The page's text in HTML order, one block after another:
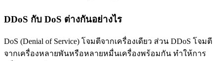
DDoS กับ DoS ต่างกันอย่างไร
DoS (Denial of Service) โจมตีจากเครื่องเดียว ส่วน DDoS โจมตี
จากเครื่องหลายพันหรือหลายหมื่นเครื่องพร้อมกัน ทำให้การ